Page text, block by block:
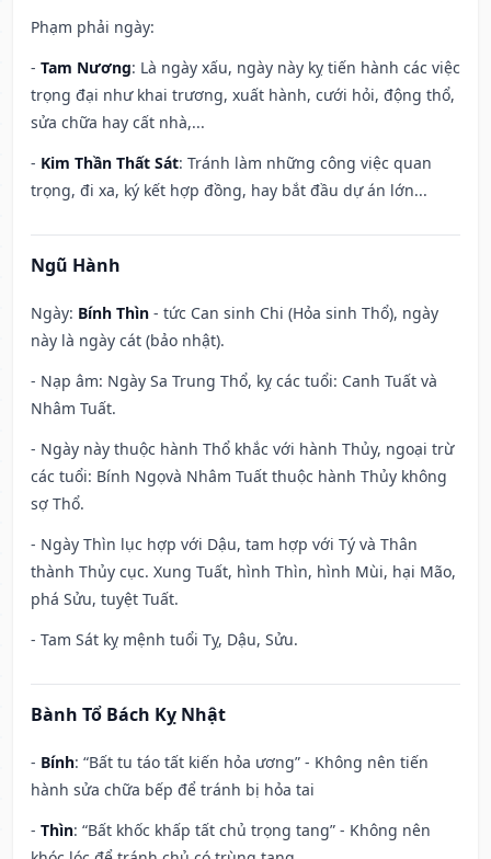
Phạm phải ngày:
- Tam Nương: Là ngày xấu, ngày này kỵ tiến hành các việc
trọng đại như khai trương, xuất hành, cưới hỏi, động thổ,
sửa chữa hay cất nhà,...
- Kim Thần Thất Sát: Tránh làm những công việc quan
trọng, đi xa, ký kết hợp đồng, hay bắt đầu dự án lớn...
Ngũ Hành
Ngày: Bính Thìn - tức Can sinh Chi (Hỏa sinh Thổ), ngày
này là ngày cát (bảo nhật).
- Nạp âm: Ngày Sa Trung Thổ, kỵ các tuổi: Canh Tuất và
Nhâm Tuất.
- Ngày này thuộc hành Thổ khắc với hành Thủy, ngoại trừ
các tuổi: Bính Ngọvà Nhâm Tuất thuộc hành Thủy không
sợ Thổ.
- Ngày Thìn lục hợp với Dậu, tam hợp với Tý và Thân
thành Thủy cục. Xung Tuất, hình Thìn, hình Mùi, hại Mão,
phá Sửu, tuyệt Tuất.
- Tam Sát kỵ mệnh tuổi Tỵ, Dậu, Sửu.
Bành Tổ Bách Kỵ Nhật
- Bính: “Bất tu táo tất kiến hỏa ương” - Không nên tiến
hành sửa chữa bếp để tránh bị hỏa tai
- Thìn: “Bất khốc khấp tất chủ trọng tang” - Không nên